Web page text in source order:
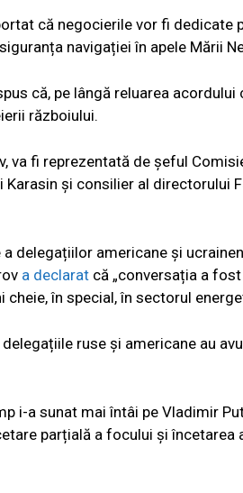
că negocierile vor fi dedicate
navigației în apele Mării
că, pe lângă reluarea acordului
războiului.
va fi reprezentată de șeful
și consilier al directorului
delegațiilor americane și
a declarat că „conversația a fost
în special, în sectorul
ruse și americane au
i-a sunat mai întâi pe Vladimir
parțială a focului și încetarea